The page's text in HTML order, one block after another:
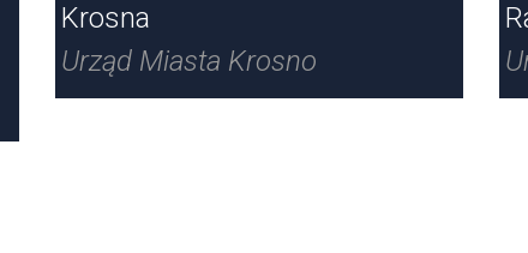
Krosna
Urząd Miasta Krosno